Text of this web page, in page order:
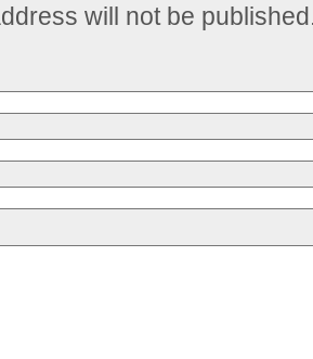
will not be